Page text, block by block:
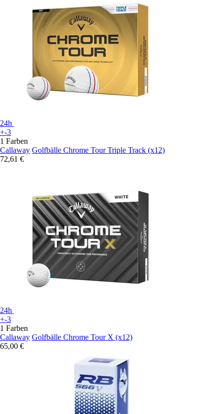
24h
+-3
1 Farben
Callaway Golfbälle Chrome Tour Triple Track (x12)
72,61 €
24h
+-3
1 Farben
Callaway Golfbälle Chrome Tour X (x12)
65,00 €